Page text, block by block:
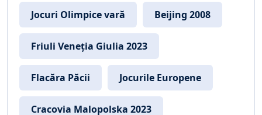
Jocuri Olimpice vară Beijing 2008
Friuli Veneția Giulia 2023
Flacăra Păcii Jocurile Europene
Cracovia Malopolska 2023